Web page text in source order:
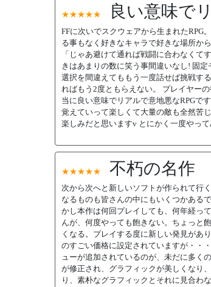
★★★★★ 良い意味で
FFに次いでスクウェアから生まれたRPG
る事もなく好きなキャラで好きな場所か
「じゃあ避けて通れば戦闘に合わなく
きはあまりの数に笑う事間違いなし! 固
選択を間違えてももう一度話せば挑戦す
ればもう2度ともらえない。 プレイヤー
当に良い意味でリアルで意地悪なRPGで
覚えていって楽しくて大量の敵も全然苦
楽しみだと思いますv とにかく一度やっ
★★★★★ 不朽の名作
次から次へと新しいソフトが作られて行
なるものも皆さんの中にもいくつかある
かし本作は何回プレイしても、何年経っ
んが、何度やっても飽きない。ちょっと
くなる。プレイする度に新しい発見があ
のすごい価格に設定されていますが・・
ューが追加されているのが、未だに多く
が修正され、グラフィックが美しくなり
り、素朴なグラフィックとそれに見合わ